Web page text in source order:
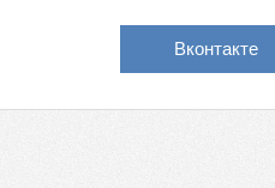
Вконтакте